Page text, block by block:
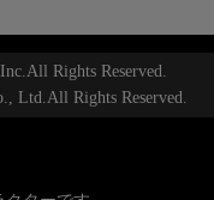
Rights Reserved.
Ltd.All Rights Reserved.